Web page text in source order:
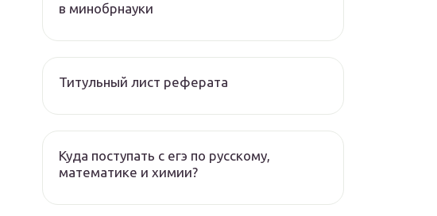
в минобрнауки
Титульный лист реферата
Куда поступать с егэ по русскому,
математике и химии?